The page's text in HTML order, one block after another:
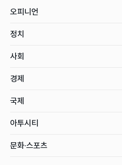
오피니언
정치
사회
경제
국제
아투시티
문화·스포츠